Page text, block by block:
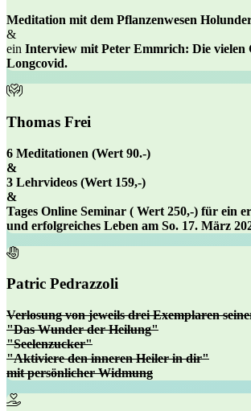
Meditation mit dem Pflanzenwesen
&
ein Interview mit Peter Emmrich: Die vielen
Longcovid.
Thomas Frei
6 Meditationen (Wert 90.-)
&
3 Lehrvideos (Wert 159,-)
&
Tages Online Seminar ( Wert 250,-) für ein
und erfolgreiches Leben am So. 17. März
Patric Pedrazzoli
Verlosung vonjeweils drei Exemplaren
"Das Wunder der Heilung"
"Seelenzucker"
"Aktiviere den inneren Heiler in dir"
mit persönlicher Widmung